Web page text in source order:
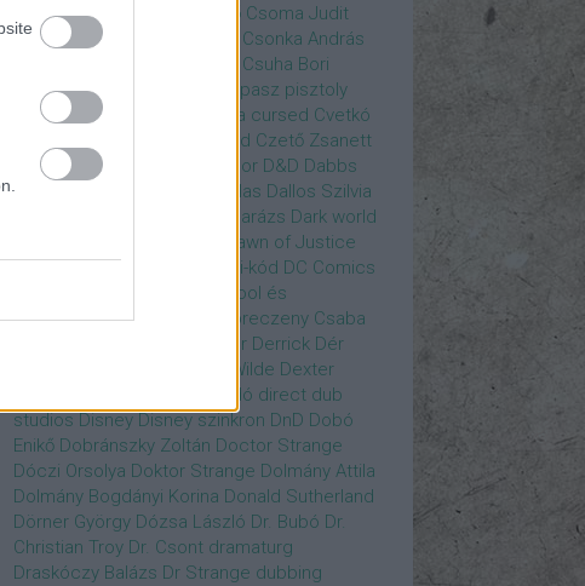
Csillagok Háborúja
Csodanő Csoma Judit
Csomós Mari
Csonka András
Csuha Bori
Csuha Lajos
Csupasz pisztoly
Csurka László
Csűrös Karola cursed Cvetkó
Czető Roland Czető Zsanett
Czigány Judit
Czvetkó Sándor D&D Dabbs
Greer
Dallas Dallos Szilvia
Darázs Dark world
Dawn of Justice
Days of Future Past
Da Vinci-kód DC Comics
Deadpool és
Rozsomák Dead To Me
Debreczeny Csaba
Denevérember Derrick Dér
Devora Wilde Dexter
díjátadó direct dub
studios Disney Disney szinkron DnD Dobó
Enikő Dobránszky Zoltán Doctor Strange
Dóczi Orsolya Doktor Strange Dolmány Attila
Dolmány Bogdányi Korina Donald Sutherland
Dörner György Dózsa László Dr. Bubó Dr.
Christian Troy Dr. Csont dramaturg
Draskóczy Balázs Dr Strange dubbing